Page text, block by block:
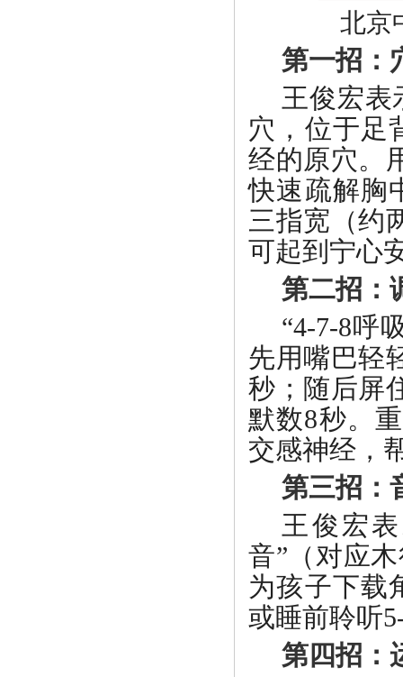
北京
第一招：
王俊宏表
穴，位于足
经的原穴。
快速疏解胸
三指宽（约
可起到宁心
第二招：
“4-7-8呼
先用嘴巴轻
秒；随后屏
默数8秒。
交感神经，
第三招：
王俊宏
音”（对应
为孩子下载
或睡前聆听
第四招：